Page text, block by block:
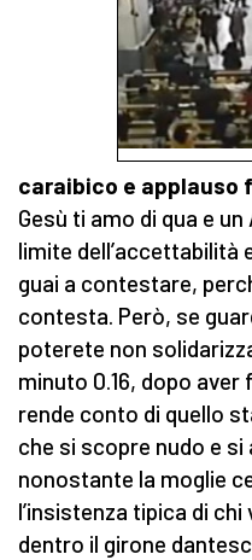
caraibico e applauso
Gesù ti amo di qua e
limite dell’accettabilità
guai a contestare,
contesta. Però, se
poterete non
minuto 0.16, dopo
rende conto di quello
che si scopre nudo e
nonostante la moglie
l’insistenza tipica di
dentro il girone